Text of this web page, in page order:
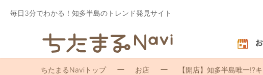
毎日3分でわかる！知多半島のトレンド発見サイト
ちたまるNaviトップ お店 【開店】知多半島唯一!?